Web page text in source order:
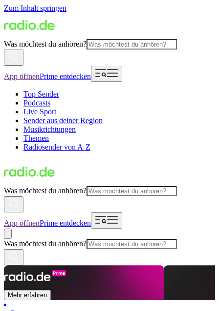
Zum Inhalt springen
Was möchtest du anhören?
App öffnenPrime entdecken
Top Sender
Podcasts
Live Sport
Sender aus deiner Region
Musikrichtungen
Themen
Radiosender von A-Z
Was möchtest du anhören?
App öffnenPrime entdecken
Was möchtest du anhören?
Mehr erfahren